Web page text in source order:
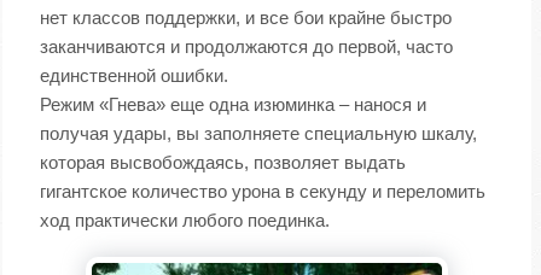
нет классов поддержки, и все бои крайне быстро
заканчиваются и продолжаются до первой, часто
единственной ошибки.
Режим «Гнева» еще одна изюминка – нанося и
получая удары, вы заполняете специальную шкалу,
которая высвобождаясь, позволяет выдать
гигантское количество урона в секунду и переломить
ход практически любого поединка.